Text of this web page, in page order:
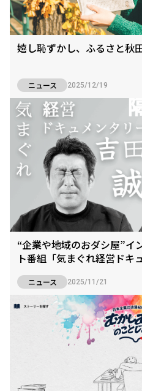
嬉し恥ずかし、ふるさと秋
ニュース 2025/12/19
“企業や地域のおダシ屋”イ
ト番組「気まぐれ経営ドキ
ニュース 2025/11/21